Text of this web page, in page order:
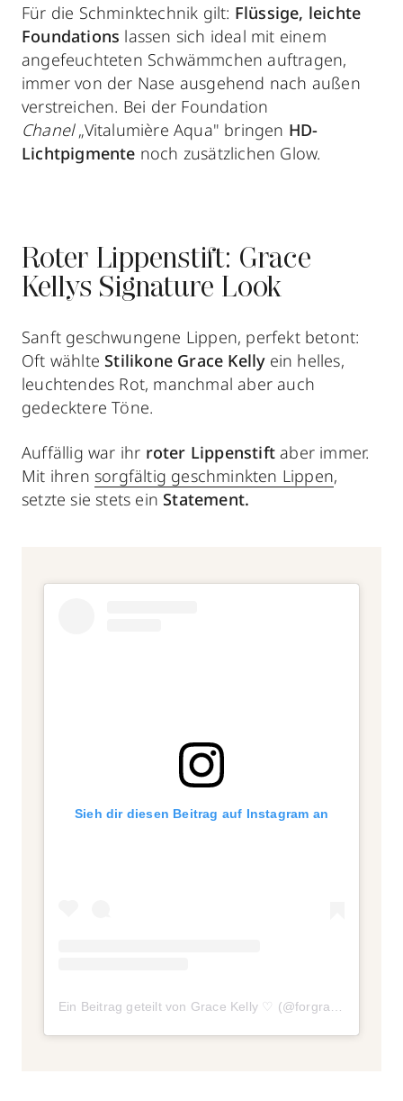
Für die Schminktechnik gilt: Flüssige, leichte
Foundations lassen sich ideal mit einem
angefeuchteten Schwämmchen auftragen,
immer von der Nase ausgehend nach außen
verstreichen. Bei der Foundation
Chanel„Vitalumière Aqua" bringen HD-
Lichtpigmente noch zusätzlichen Glow.
Roter Lippenstift: Grace
Kellys Signature Look
Sanft geschwungene Lippen, perfekt betont:
Oft wählte Stilikone Grace Kelly ein helles,
leuchtendes Rot, manchmal aber auch
gedecktere Töne.
Auffällig war ihr roter Lippenstiftaber immer.
Mit ihren sorgfältig geschminkten Lippen,
setzte sie stets ein Statement.
Sieh dir diesen Beitrag auf Instagram an
Ein Beitrag geteilt von Grace Kelly ♡ (@forgracekelly)